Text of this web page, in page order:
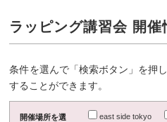
ラッピング講習会 開催
条件を選んで「検索ボタン」を押
することができます。
開催場所を選
east side tokyo